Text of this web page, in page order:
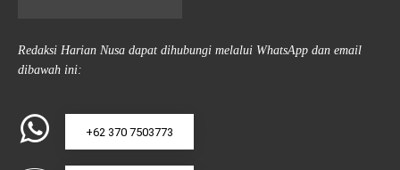
Redaksi Harian Nusa dapat dihubungi melalui WhatsApp dan email
dibawah ini:
+62 370 7503773